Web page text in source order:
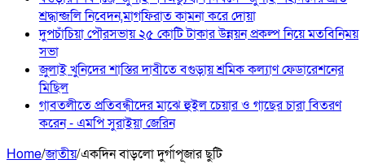
শ্রদ্ধান্জলি নিবেদন,মাগফিরাত কামনা করে দোয়া
দুপচাঁচিয়া পৌরসভায় ২৫ কোটি টাকার উন্নয়ন প্রকল্প নিয়ে মতবিনিময়
সভা
জুলাই খুনিদের শাস্তির দাবীতে বগুড়ায় শ্রমিক কল্যাণ ফেডারেশনের
মিছিল
‎গাবতলীতে প্রতিবন্ধীদের মাঝে হুইল ‎চেয়ার ও গাছের চারা বিতরণ
করেন ‎- এমপি সুরাইয়া জেরিন
Home/জাতীয়/একদিন বাড়লো দুর্গাপূজার ছুটি